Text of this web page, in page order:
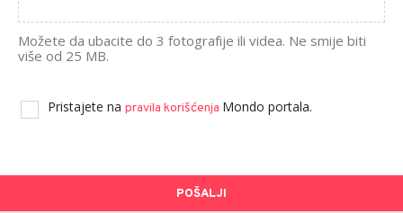
Možete da ubacite do 3 fotografije ili videa. Ne smije biti
više od 25 MB.
Pristajete na pravila korišćenja Mondo portala.
POŠALJI